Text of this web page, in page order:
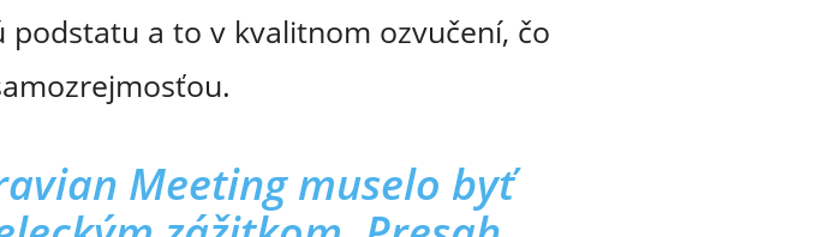
a to v kvalitnom ozvučení, čo
Meeting muselo byť